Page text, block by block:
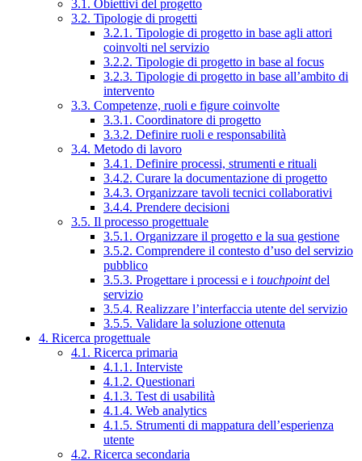
3.1. Obiettivi del progetto
3.2. Tipologie di progetti
3.2.1. Tipologie di progetto in base agli attori
coinvolti nel servizio
3.2.2. Tipologie di progetto in base al focus
3.2.3. Tipologie di progetto in base all’ambito di
intervento
3.3. Competenze, ruoli e figure coinvolte
3.3.1. Coordinatore di progetto
3.3.2. Definire ruoli e responsabilità
3.4. Metodo di lavoro
3.4.1. Definire processi, strumenti e rituali
3.4.2. Curare la documentazione di progetto
3.4.3. Organizzare tavoli tecnici collaborativi
3.4.4. Prendere decisioni
3.5. Il processo progettuale
3.5.1. Organizzare il progetto e la sua gestione
3.5.2. Comprendere il contesto d’uso del servizio
pubblico
3.5.3. Progettare i processi e i touchpointdel
servizio
3.5.4. Realizzare l’interfaccia utente del servizio
3.5.5. Validare la soluzione ottenuta
4. Ricerca progettuale
4.1. Ricerca primaria
4.1.1. Interviste
4.1.2. Questionari
4.1.3. Test di usabilità
4.1.4. Web analytics
4.1.5. Strumenti di mappatura dell’esperienza
utente
4.2. Ricerca secondaria